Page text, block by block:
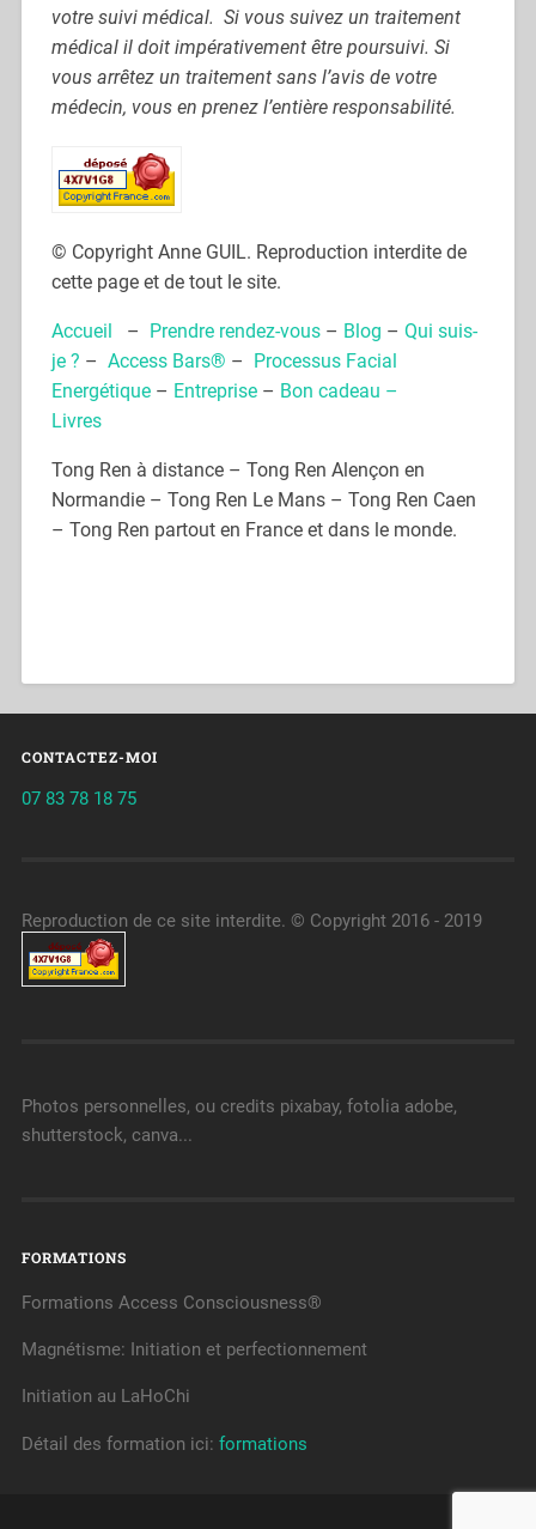
votre suivi médical. Si vous suivez un traitement
médical il doit impérativement être poursuivi. Si
vous arrêtez un traitement sans l’avis de votre
médecin, vous en prenez l’entière responsabilité.
© Copyright Anne GUIL. Reproduction interdite de
cette page et de tout le site.
Accueil – Prendre rendez-vous– Blog – Qui suis-
je ? – Access Bars® – Processus Facial
Energétique– Entreprise– Bon cadeau –
Livres
Tong Ren à distance – Tong Ren Alençon en
Normandie – Tong Ren Le Mans – Tong Ren Caen
– Tong Ren partout en France et dans le monde.
CONTACTEZ-MOI
07 83 78 18 75
Reproduction de ce site interdite. © Copyright 2016 - 2019
Photos personnelles, ou credits pixabay, fotolia adobe,
shutterstock, canva...
FORMATIONS
Formations Access Consciousness®
Magnétisme: Initiation et perfectionnement
Initiation au LaHoChi
Détail des formation ici: formations